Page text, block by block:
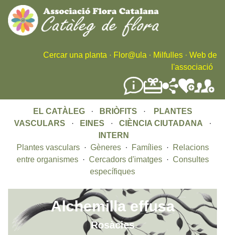
Skip
to
main
content
Cercar una planta · Flor@ula · Milfulles · Web de
l'associació
EL CATÀLEG· BRIÒFITS ·
PLANTES
VASCULARS · EINES · CIÈNCIA CIUTADANA ·
INTERN
Plantes vasculars· Gèneres· Famílies·
Relacions
entre organismes· Cercadors d'imatges· Consultes
específiques
Alchemilla effusa
Rosàcies